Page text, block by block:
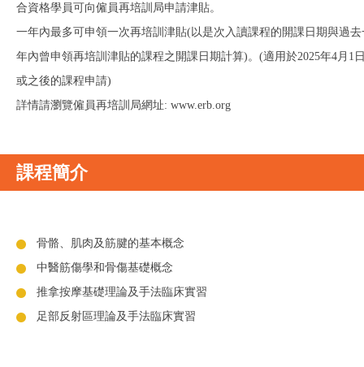
合資格學員可向僱員再培訓局申請津貼。
一年內最多可申領一次再培訓津貼(以是次入讀課程的開課日期與過去
年內曾申領再培訓津貼的課程之開課日期計算)。(適用於2025年4月1
或之後的課程申請)
詳情請瀏覽僱員再培訓局網址: www.erb.org
課程簡介
骨骼、肌肉及筋腱的基本概念
中醫筋傷學和骨傷基礎概念
推拿按摩基礎理論及手法臨床實習
足部反射區理論及手法臨床實習